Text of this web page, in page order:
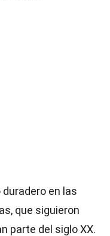
en las
que siguieron
parte del siglo XX.